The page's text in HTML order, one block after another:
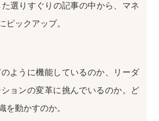
選りすぐりの記事の中から、マネ
ピックアップ。
ように機能しているのか、リーダ
ョンの変革に挑んでいるのか。ど
を動かすのか。